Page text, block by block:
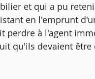
et qui a pu
en l'emprunt
perdre à l'agent
qu'ils devaient être